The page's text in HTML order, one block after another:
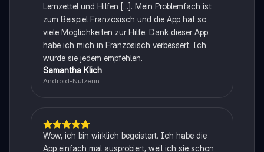
Lernzettel und Hilfen [...]. Mein Problemfach ist
zum Beispiel Französisch und die App hat so
viele Möglichkeiten zur Hilfe. Dank dieser App
habe ich mich in Französisch verbessert. Ich
würde sie jedem empfehlen.
Samantha Klich
Android-Nutzerin
Wow, ich bin wirklich begeistert. Ich habe die
App einfach mal ausprobiert, weil ich sie schon